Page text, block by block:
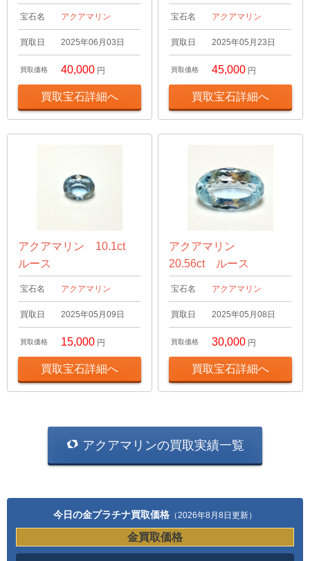
宝石名 アクアマリン
買取日 2025年06月03日
買取価格 40,000 円
買取宝石詳細へ
宝石名 アクアマリン
買取日 2025年05月23日
買取価格 45,000 円
買取宝石詳細へ
アクアマリン 10.1ct
ルース
宝石名 アクアマリン
買取日 2025年05月09日
買取価格 15,000 円
買取宝石詳細へ
アクアマリン
20.56ct ルース
宝石名 アクアマリン
買取日 2025年05月08日
買取価格 30,000 円
買取宝石詳細へ
アクアマリンの買取実績一覧
今日の金プラチナ買取価格 （2026年8月8日更新）
金買取価格